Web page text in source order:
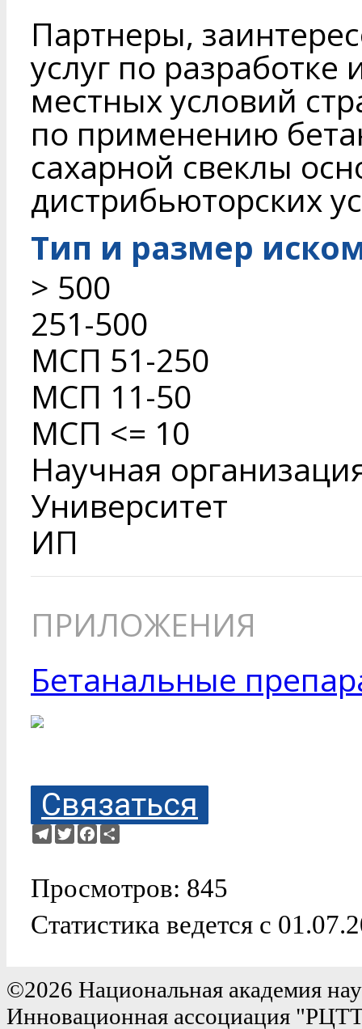
Партнеры,
услуг по
местных условий
по применению
сахарной свеклы
дистрибьюторских
Тип и размер
> 500
251-500
МСП 51-250
МСП 11-50
МСП <= 10
Научная
Университет
ИП
ПРИЛОЖЕНИЯ
Бетанальные
Связаться
Telegram
TwitterFacebook
Просмотров: 845
Статистика ведется с
©2026 Национальная академия
Инновационная ассоциация